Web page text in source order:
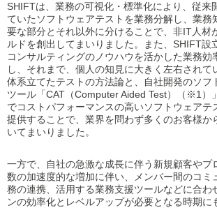
SHIFTは、業務の可視化・標準化により、従来
ていたソフトウェアテストを業務分解し、業務
要な部分とそれ以外に分けることで、非IT人材
ルドを創出してまいりました。また、SHIFT設
コンサルティングのノウハウを活かした業務効
し、それまで、個人の知見に大きく左右されて
体系立てたテストの方法論と、自社開発のソフ
ツール「CAT（Computer Aided Test）（※1）
でコストパフォーマンスの高いソフトウェアテ
提供することで、業界を問わず多くのお客様か
いてまいりました。
一方で、自社の急激な成長に伴う新規顧客やプ
数の加速度的な増加に伴い、メンバー間のコミ
務の連携、活用する業務支援ツールなどに合わ
ンの効率化とレベルアップが必要となる時期に